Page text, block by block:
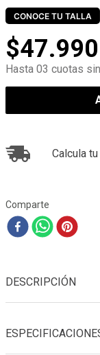
CONOCE TU TALLA
$47.990
Hasta 03 cuotas
Calcula
Comparte
DESCRIPCIÓN